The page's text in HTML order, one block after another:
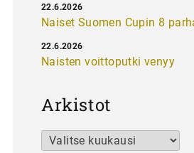
Naiset Suomen Cupin 8
22.6.2026
Naisten voittoputki venyy
22.6.2026
Arkistot
Arkistot